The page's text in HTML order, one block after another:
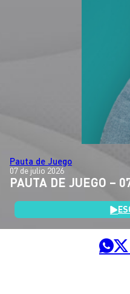
Pauta de Juego
07 de julio 2026
PAUTA DE JUEGO –